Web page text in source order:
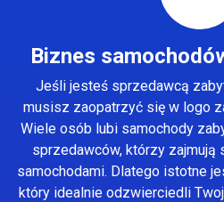
Biznes
Jeśli jesteś sprzedawcą
musisz zaopatrzyć się w logo
Wiele osób lubi samochody
sprzedawców, którzy zajmują
samochodami. Dlatego istotne
który idealnie odzwierciedli